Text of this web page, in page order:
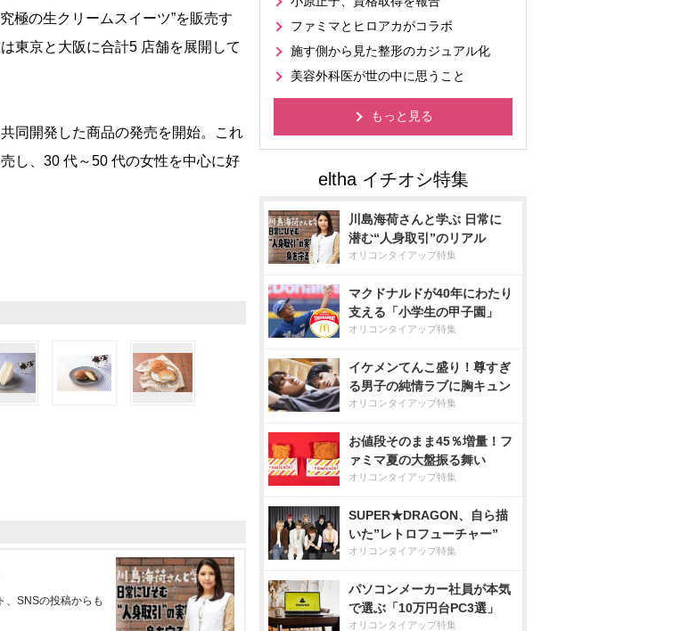
極の生クリームスイーツ”を販売す
東京と大阪に合計5 店舗を展開して
同開発した商品の発売を開始。これ
し、30 代～50 代の女性を中心に好
、SNSの投稿からも
ファミマとヒロアカがコラボ
施す側から見た整形のカジュアル化
美容外科医が世の中に思うこと
もっと見る
川島海荷さんと学ぶ 日常に
潜む“人身取引”のリアル
オリコンタイアップ特集
マクドナルドが40年にわたり
支える「小学生の甲子園」
オリコンタイアップ特集
イケメンてんこ盛り！尊すぎ
る男子の純情ラブに胸キュン
オリコンタイアップ特集
お値段そのまま45％増量！フ
ァミマ夏の大盤振る舞い
オリコンタイアップ特集
SUPER★DRAGON、自ら描
いた”レトロフューチャー”
オリコンタイアップ特集
パソコンメーカー社員が本気
で選ぶ「10万円台PC3選」
オリコンタイアップ特集